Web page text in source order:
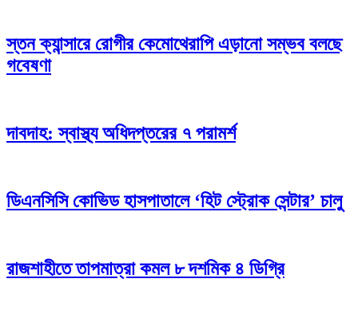
স্তন ক্যান্সারে রোগীর কেমোথেরাপি এড়ানো সম্ভব বলছে
গবেষণা
দাবদাহ: স্বাস্থ্য অধিদপ্তরের ৭ পরামর্শ
ডিএনসিসি কোভিড হাসপাতালে ‘হিট স্ট্রোক সেন্টার’ চালু
রাজশাহীতে তাপমাত্রা কমল ৮ দশমিক ৪ ডিগ্রি